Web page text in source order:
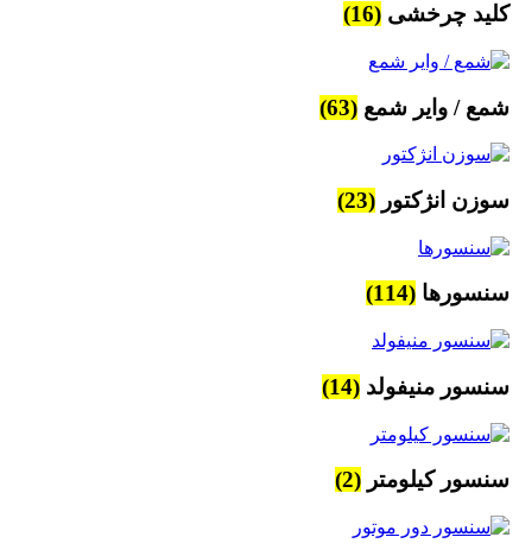
کلید چرخشی (16)
شمع / وایر شمع (63)
سوزن انژکتور (23)
سنسورها (114)
سنسور منیفولد (14)
سنسور کیلومتر (2)